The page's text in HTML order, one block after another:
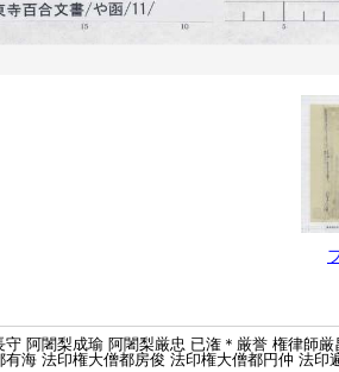
守 阿闍梨成瑜 阿闍梨厳忠 已潅＊厳誉 権律師
有海 法印権大僧都房俊 法印権大僧都円仲 法